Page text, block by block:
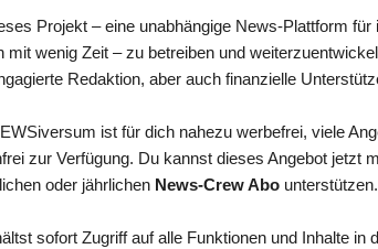
Projekt – eine unabhängige News-Plattform für
mit wenig Zeit – zu betreiben und
Redaktion, aber auch finanzielle
ist für dich nahezu werbefrei, viele
zur Verfügung. Du kannst dieses Angebot jetzt
oder jährlichen News-Crew Abo unterstützen.
sofort Zugriff auf alle Funktionen und Inhalte in